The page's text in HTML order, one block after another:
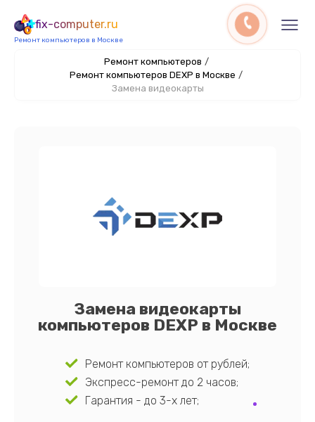
fix-computer.ru
Ремонт компьютеров в Москве
Ремонт компьютеров /
Ремонт компьютеров DEXP в Москве /
Замена видеокарты
Замена видеокарты
компьютеров DEXP в Москве
Ремонт компьютеров от рублей;
Экспресс-ремонт до 2 часов;
Гарантия - до 3-х лет;